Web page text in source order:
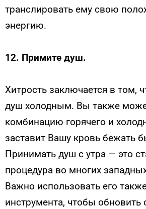
транслировать ему свою
энергию.
12. Примите душ.
Хитрость заключается в том,
душ холодным. Вы также
комбинацию горячего и
заставит Вашу кровь бежать
Принимать душ с утра — это
процедура во многих
Важно использовать его
инструмента, чтобы обновить